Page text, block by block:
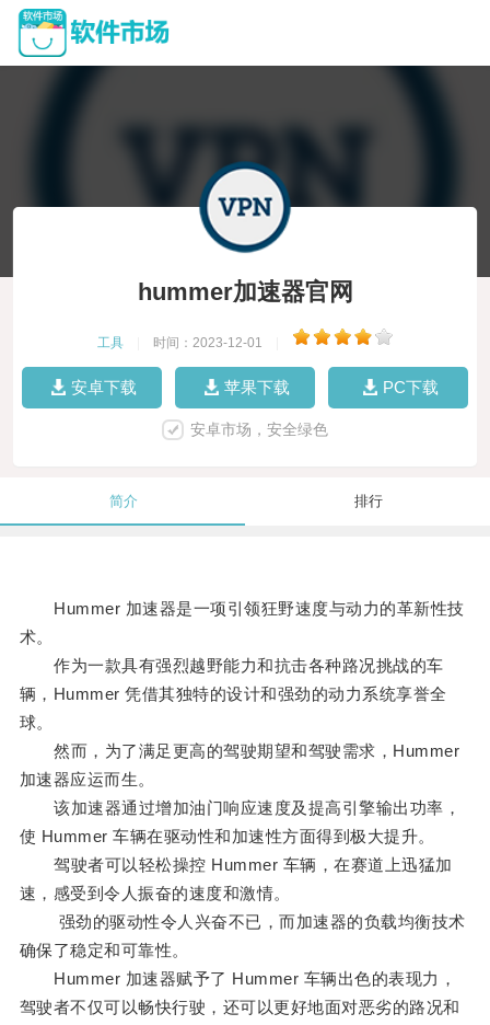
hummer加速器官网
工具 时间：2023-12-01
安卓下载 苹果下载 PC下载
安卓市场，安全绿色
简介 排行
Hummer 加速器是一项引领狂野速度与动力的革新性技
术。
作为一款具有强烈越野能力和抗击各种路况挑战的车
辆，Hummer 凭借其独特的设计和强劲的动力系统享誉全
球。
然而，为了满足更高的驾驶期望和驾驶需求，Hummer
加速器应运而生。
该加速器通过增加油门响应速度及提高引擎输出功率，
使 Hummer 车辆在驱动性和加速性方面得到极大提升。
驾驶者可以轻松操控 Hummer 车辆，在赛道上迅猛加
速，感受到令人振奋的速度和激情。
强劲的驱动性令人兴奋不已，而加速器的负载均衡技术
确保了稳定和可靠性。
Hummer 加速器赋予了 Hummer 车辆出色的表现力，
驾驶者不仅可以畅快行驶，还可以更好地面对恶劣的路况和